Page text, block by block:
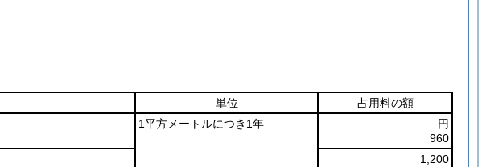
単位
占用料の額
1平方メートルにつき1年
円
960
1,200